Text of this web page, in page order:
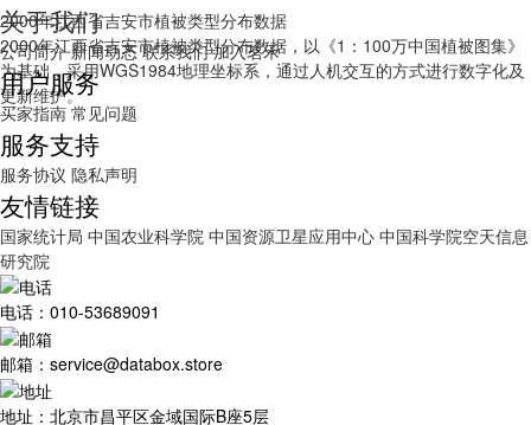
2000年江西省吉安市植被类型分布数据
2000年江西省吉安市植被类型分布数据，以《1：100万中国植被图集》
为基础，采用WGS1984地理坐标系，通过人机交互的方式进行数字化及
更新维护。
关于我们
公司简介 新闻动态 联系我们 加入茗禾
用户服务
买家指南 常见问题
服务支持
服务协议 隐私声明
友情链接
国家统计局 中国农业科学院 中国资源卫星应用中心 中国科学院空天信息
研究院
电话：010-53689091
邮箱：service@databox.store
地址：北京市昌平区金域国际B座5层